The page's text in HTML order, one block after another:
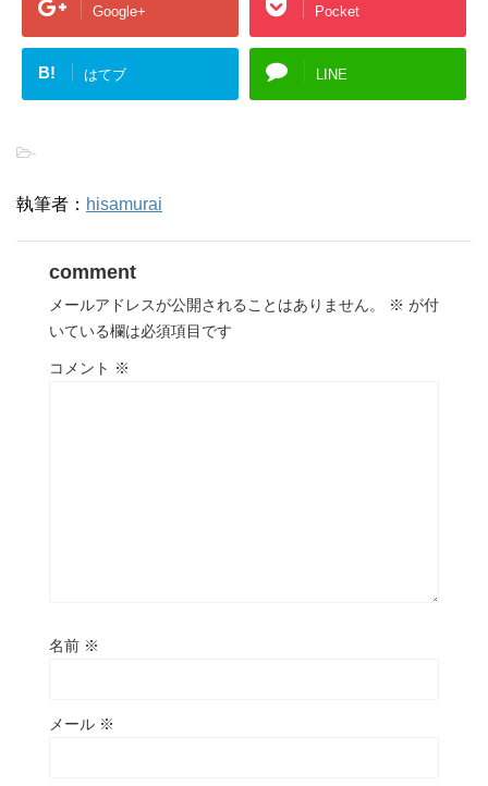
Google+ Pocket
B! はてブ LINE
-
執筆者： hisamurai
comment
メールアドレスが公開されることはありません。 ※ が付
いている欄は必須項目です
コメント ※
名前 ※
メール ※